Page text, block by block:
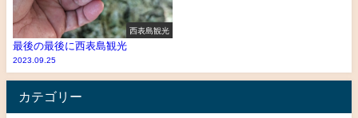
西表島観光
最後の最後に西表島観光
2023.09.25
カテゴリー